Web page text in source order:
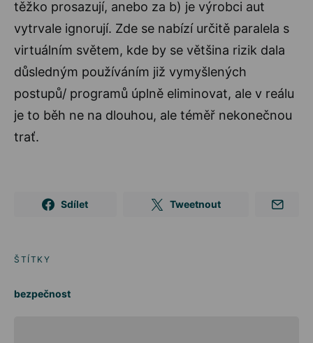
těžko prosazují, anebo za b) je výrobci aut
vytrvale ignorují. Zde se nabízí určitě paralela s
virtuálním světem, kde by se většina rizik dala
důsledným používáním již vymyšlených
postupů/ programů úplně eliminovat, ale v reálu
je to běh ne na dlouhou, ale téměř nekonečnou
trať.
Sdílet Tweetnout
ŠTÍTKY
bezpečnost